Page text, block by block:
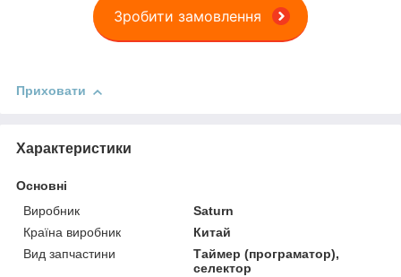
Зробити замовлення
Приховати
Характеристики
Основні
Виробник
Saturn
Країна виробник
Китай
Вид запчастини
Таймер (програматор),
селектор